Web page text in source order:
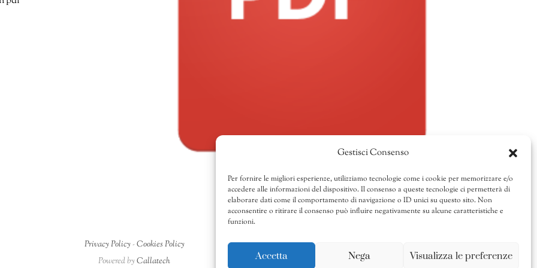
Gestisci Consenso
Per fornire le migliori esperienze, utilizziamo tecnologie come i cookie per memorizzare e/o
accedere alle informazioni del dispositivo. Il consenso a queste tecnologie ci permetterà di
elaborare dati come il comportamento di navigazione o ID unici su questo sito. Non
acconsentire o ritirare il consenso può influire negativamente su alcune caratteristiche e
funzioni.
Accetta Nega Visualizza le preferenze
Privacy Policy-Cookies Policy
Powered byCallatech